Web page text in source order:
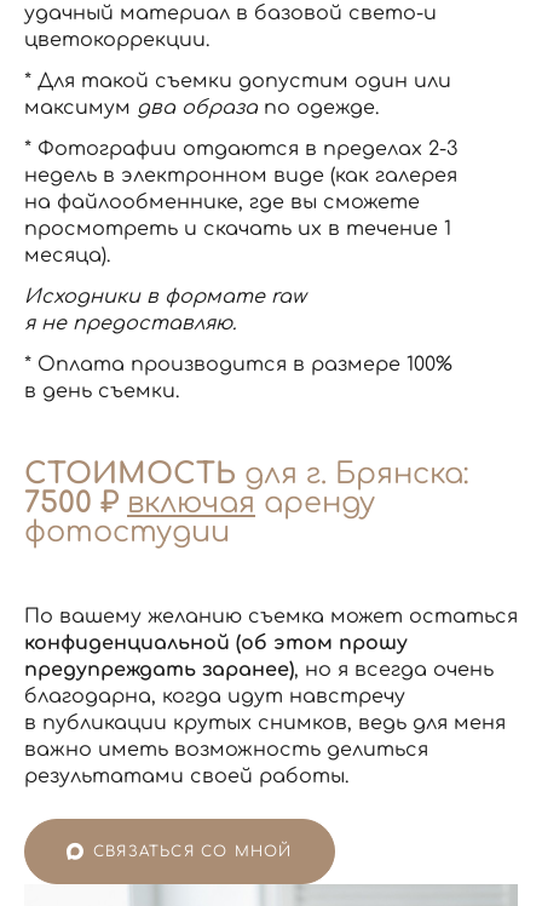
удачный материал в базовой свето-и
цветокоррекции.
* Для такой съемки допустим один или
максимум два образа по одежде.
* Фотографии отдаются в пределах 2-3
недель в электронном виде (как галерея
на файлообменнике, где вы сможете
просмотреть и скачать их в течение 1
месяца).
Исходники в формате raw
я не предоставляю.
* Оплата производится в размере 100%
в день съемки.
СТОИМОСТЬ для г. Брянска:
7500 ₽ включая аренду
фотостудии
По вашему желанию съемка может остаться
конфиденциальной (об этом прошу
предупреждать заранее), но я всегда очень
благодарна, когда идут навстречу
в публикации крутых снимков, ведь для меня
важно иметь возможность делиться
результатами своей работы.
СВЯЗАТЬСЯ СО МНОЙ